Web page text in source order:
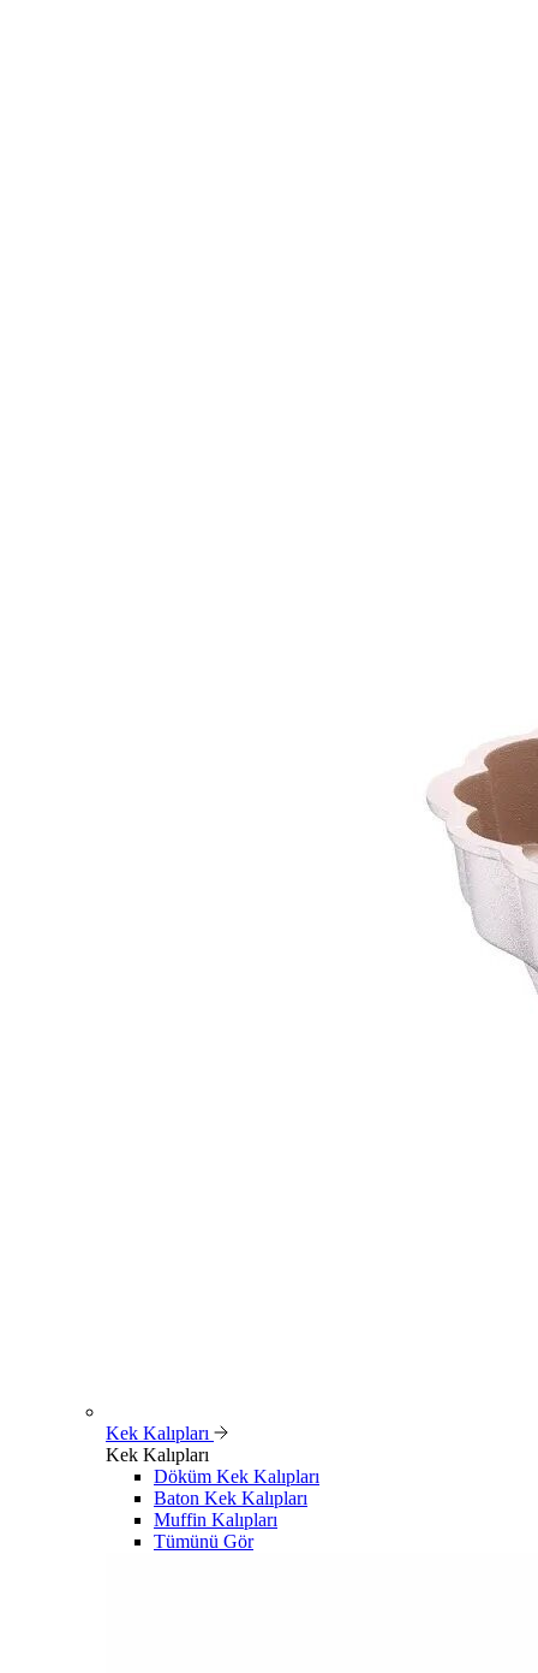
Kek Kalıpları
Kek Kalıpları
Döküm Kek Kalıpları
Baton Kek Kalıpları
Muffin Kalıpları
Tümünü Gör